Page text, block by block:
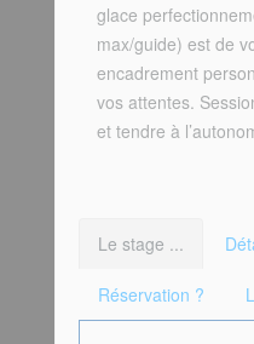
glace
max/guide) est de
encadrement
vos attentes.
et tendre à
Le stage ...
Réservation ?